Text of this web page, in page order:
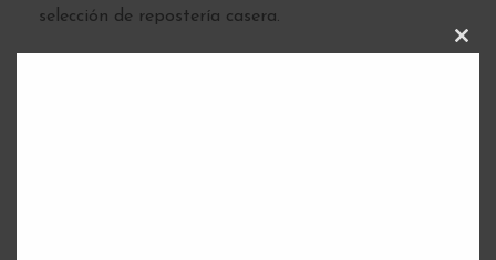
selección de repostería casera.